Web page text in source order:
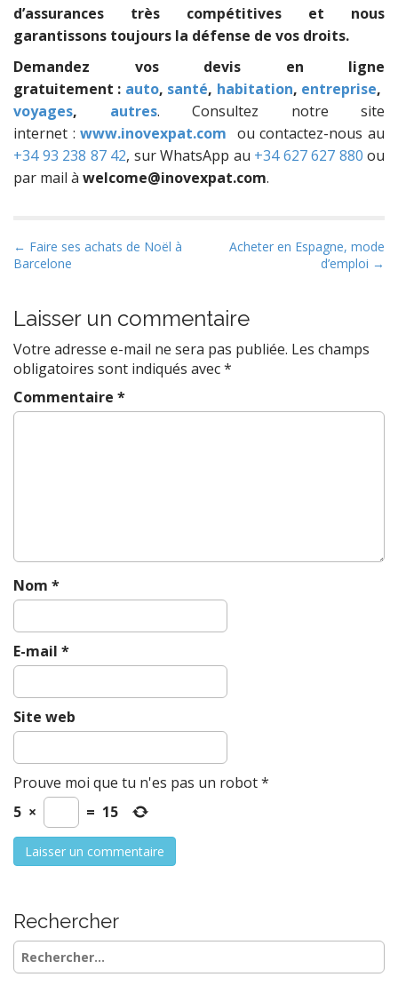
d’assurances très compétitives et nous
garantissons toujours la défense de vos droits.
Demandez vos devis en ligne
gratuitement : auto, santé, habitation, entreprise,
voyages, autres. Consultez notre site
internet :www.inovexpat.com ou contactez-nous au
+34 93 238 87 42, sur WhatsApp au +34 627 627 880 ou
par mail à welcome@inovexpat.com.
P
o
t
n
a
v
i
← Faire ses achats de Noël à
Barcelone
Acheter en Espagne, mode
d’emploi →
Laisser un commentaire
Votre adresse e-mail ne sera pas publiée. Les champs
obligatoires sont indiqués avec*
Commentaire *
Nom *
E-mail *
Site web
Prouve moi que tu n'es pas un robot*
5 × = 15
Rechercher
Rechercher :